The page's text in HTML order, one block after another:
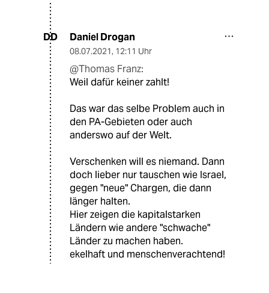
DD Daniel Drogan
08.07.2021, 12:11 Uhr
@Thomas Franz:
Weil dafür keiner zahlt!
Das war das selbe Problem auch in
den PA-Gebieten oder auch
anderswo auf der Welt.
Verschenken will es niemand. Dann
doch lieber nur tauschen wie Israel,
gegen "neue" Chargen, die dann
länger halten.
Hier zeigen die kapitalstarken
Ländern wie andere "schwache"
Länder zu machen haben.
ekelhaft und menschenverachtend!